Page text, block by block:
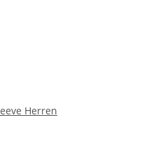
Herren